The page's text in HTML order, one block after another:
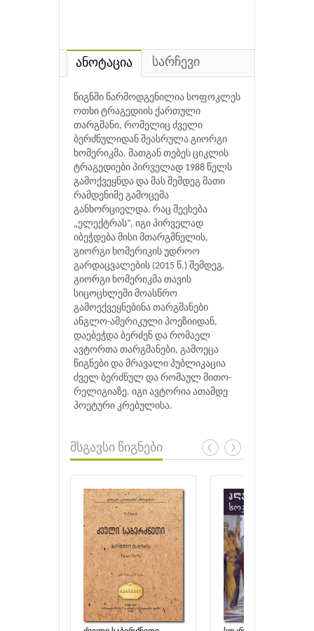
ანოტაცია სარჩევი
წიგნში წარმოდგენილია სოფოკლეს
ოთხი ტრაგედიის ქართული
თარგმანი, რომელიც ძველი
ბერძნულიდან შეასრულა გიორგი
ხომერიკმა. მათგან თებეს ციკლის
ტრაგედიები პირველად 1988 წელს
გამოქვეყნდა და მას შემდეგ მათი
რამდენიმე გამოცემა
განხორციელდა. რაც შეეხება
„ელექტრას“, იგი პირველად
იბეჭდება მისი მთარგმნელის,
გიორგი ხომერიკის უდროო
გარდაცვალების (2015 წ.) შემდეგ.
გიორგი ხომერიკმა თავის
სიცოცხლეში მოასწრო
გამოექვეყნებინა თარგმანები
ანგლო-ამერიკული პოეზიიდან,
დაებეჭდა ბერძენ და რომაელ
ავტორთა თარგმანები, გამოეცა
წიგნები და მრავალი პუბლიკაცია
ძველ ბერძნულ და რომაულ მითო-
რელიგიაზე. იგი ავტორია ათამდე
პოეტური კრებულისა.
მსგავსი წიგნები